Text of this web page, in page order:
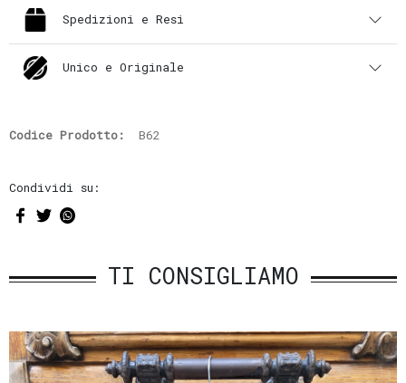
Spedizioni e Resi
Unico e Originale
Codice Prodotto: B62
Condividi su:
TI CONSIGLIAMO